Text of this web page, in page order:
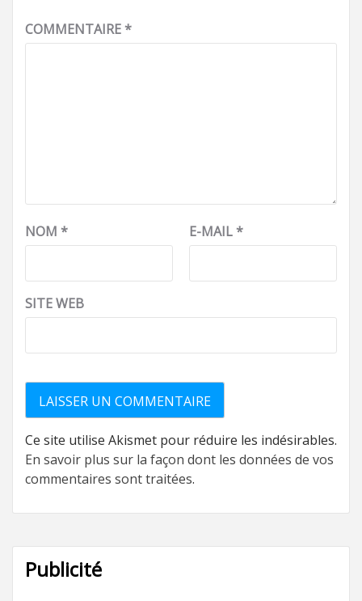
COMMENTAIRE*
NOM * E-MAIL*
SITE WEB
Ce site utilise Akismet pour réduire les indésirables.
En savoir plus sur la façon dont les données de vos
commentaires sont traitées.
Publicité